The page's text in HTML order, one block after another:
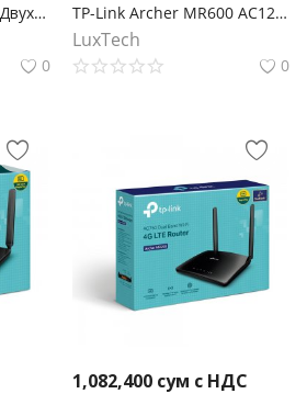
TP-Link Archer MR500 Двухдиапазонный гигабитный Wi‑Fi роутер AC1200 с поддержкой 4G+ категории 6
0
TP-Link Archer MR600 AC1200 Двухдиапазонный беспроводной гигабитный 4G+ Cat.6 LTE маршрутизатор co слотом для SIM-карты
LuxTech
0
1,082,400 сум с НДС